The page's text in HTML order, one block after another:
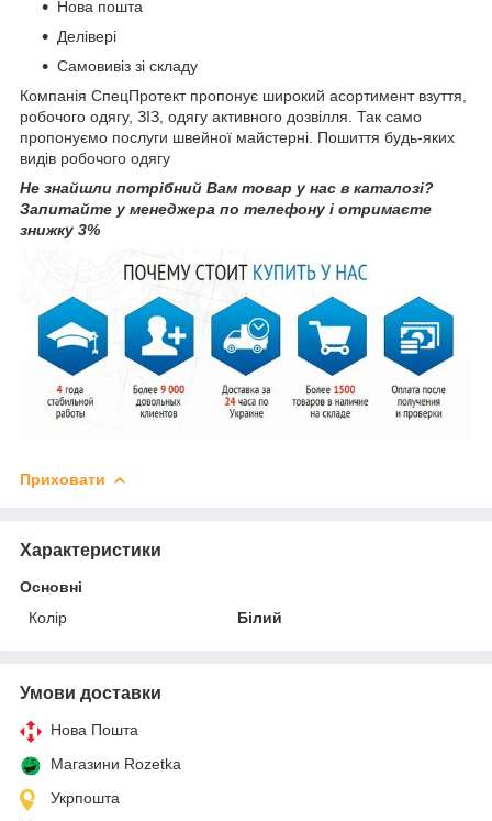
Нова пошта
Делівері
Самовивіз зі складу
Компанія СпецПротект пропонує широкий асортимент взуття,
робочого одягу, ЗІЗ, одягу активного дозвілля. Так само
пропонуємо послуги швейної майстерні. Пошиття будь-яких
видів робочого одягу
Не знайшли потрібний Вам товар у нас в каталозі?
Запитайте у менеджера по телефону і отримаєте
знижку 3%
Приховати
Характеристики
Основні
Колір
Білий
Умови доставки
Нова Пошта
Магазини Rozetka
Укрпошта